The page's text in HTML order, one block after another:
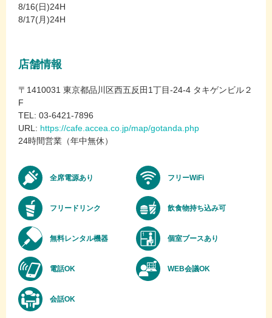
8/16(日)24H
8/17(月)24H
店舗情報
〒1410031 東京都品川区西五反田1丁目-24-4 タキゲンビル２
F
TEL: 03-6421-7896
URL: https://cafe.accea.co.jp/map/gotanda.php
24時間営業（年中無休）
全席電源あり フリーWiFi
フリードリンク 飲食物持ち込み可
無料レンタル機器 個室ブースあり
電話OK WEB会議OK
会話OK